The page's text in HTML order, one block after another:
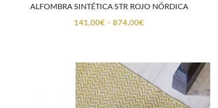
ALFOMBRA SINTÉTICA STR ROJO NÓRDICA
141,00€ - 874,00€Rango
desde
141,00€
hasta
874,00€